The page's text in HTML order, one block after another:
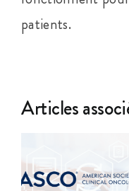
patients.
Articles